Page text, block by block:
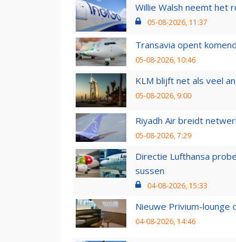
Willie Walsh neemt het
05-08-2026, 11:37
Transavia opent
05-08-2026, 10:46
KLM blijft net als veel
05-08-2026, 9:00
Riyadh Air breidt
05-08-2026, 7:29
Directie Lufthansa
sussen
04-08-2026, 15:33
Nieuwe Privium-lounge
04-08-2026, 14:46